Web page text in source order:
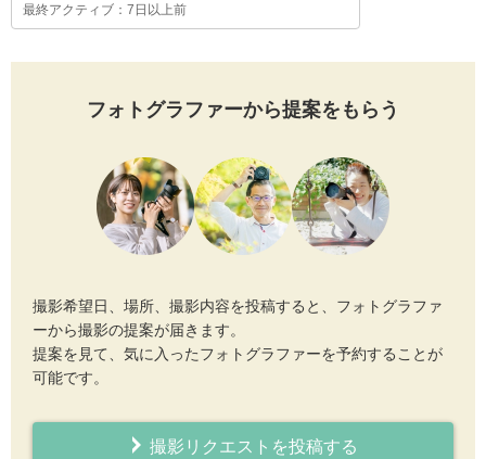
最終アクティブ：7日以上前
フォトグラファーから提案をもらう
撮影希望日、場所、撮影内容を投稿すると、フォトグラファ
ーから撮影の提案が届きます。
提案を見て、気に入ったフォトグラファーを予約することが
可能です。
撮影リクエストを投稿する